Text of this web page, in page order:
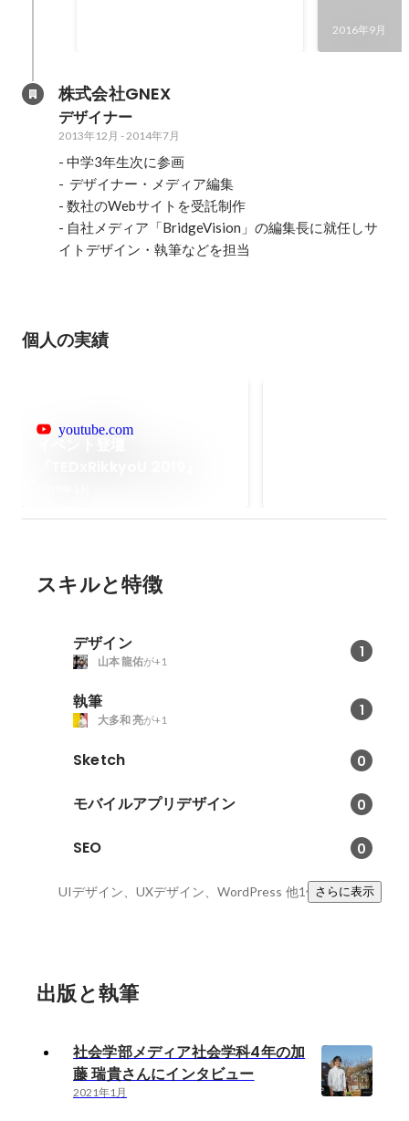
た。
2016年9月
株式会社GNEX
デザイナー
2013年12月 -2014年7月
- 中学3年生次に参画
-  デザイナー・メディア編集
- 数社のWebサイトを受託制作
- 自社メディア「BridgeVision」の編集長に就任しサ
イトデザイン・執筆などを担当
個人の実績
youtube.com
楽や旅・モノ・タス
スキルと特徴
デザイン 1
山本 龍佑が+1
執筆 1
大多和 亮が+1
Sketch 0
モバイルアプリデザイン 0
SEO 0
UIデザイン、UXデザイン、WordPress 他1件さらに表示
出版と執筆
社会学部メディア社会学科4年の加
藤 瑞貴さんにインタビュー
2021年1月